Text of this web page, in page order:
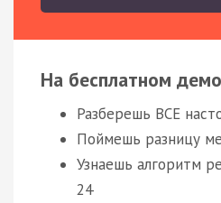
На бесплатном
Разберешь ВСЕ
Поймешь разницу
Узнаешь алгоритм
24